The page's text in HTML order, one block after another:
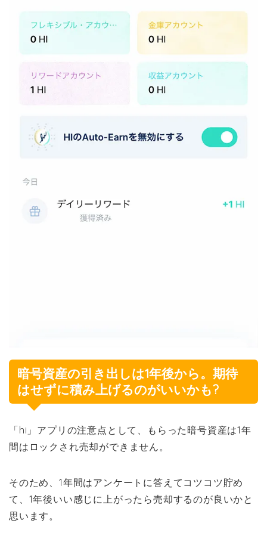
暗号資産の引き出しは1年後から。期待
はせずに積み上げるのがいいかも?
「hi」アプリの注意点として、もらった暗号資産は1年
間はロックされ売却ができません。
そのため、1年間はアンケートに答えてコツコツ貯め
て、1年後いい感じに上がったら売却するのが良いかと
思います。